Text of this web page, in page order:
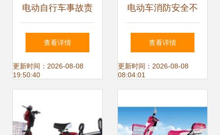
电动自行车事故责
任认定与赔偿指南
查看详情
更新时间：2026-08-08
19:50:40
电动车消防安全不
可忽视——电动自
行车篇
查看详情
更新时间：2026-08-08
08:04:01